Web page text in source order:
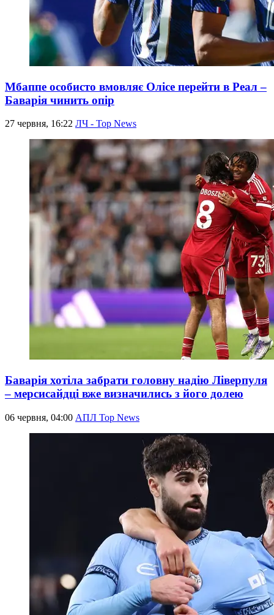
Мбаппе особисто вмовляє Олісе перейти в Реал –
Баварія чинить опір
27 червня, 16:22 ЛЧ - Top News
Баварія хотіла забрати головну надію Ліверпуля
– мерсисайдці вже визначились з його долею
06 червня, 04:00 АПЛ Top News